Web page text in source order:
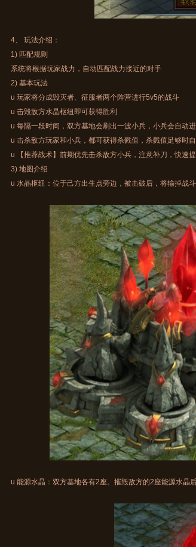
4、 玩法介绍：
1) 匹配规则
系统将根据玩家战力，自动匹配战力接近的对手
2) 基本玩法
u 玩家将分成毁灭者、征服者两个阵营进行5v5的战斗
u 击毁敌方水晶枢纽即可获得胜利
u 每隔一段时间，双方基地会刷出一波小兵，小兵会自动进
u 击杀敌方玩家和小兵，都可获得杀戮值，杀戮值足够时
u 【推荐战术】前期优先击杀敌方小兵，注意补刀，快速
3) 地图介绍
u 水晶枢纽：位于己方出生点旁边，被击破后，将输掉战斗
u 能源水晶：双方基地各有2座。摧毁敌方的2座能源水晶